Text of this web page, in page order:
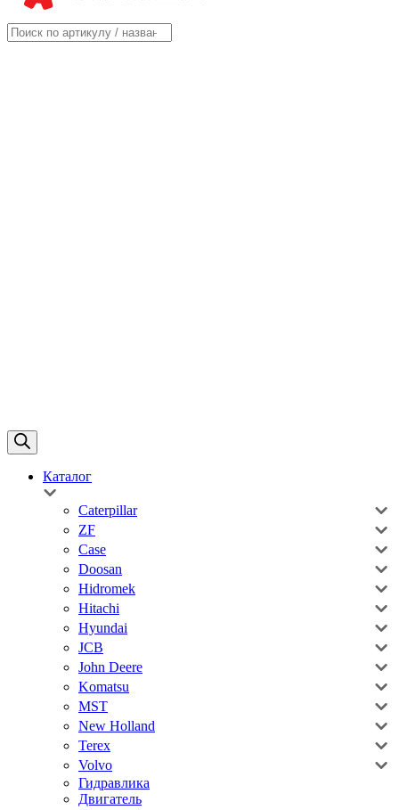
Каталог
Caterpillar
ZF
Case
Doosan
Hidromek
Hitachi
Hyundai
JCB
John Deere
Komatsu
MST
New Holland
Terex
Volvo
Гидравлика
Двигатель